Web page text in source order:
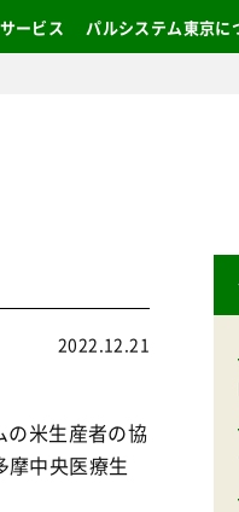
ービス パルシステム東京に
2022.12.21
米生産者の協
摩中央医療生